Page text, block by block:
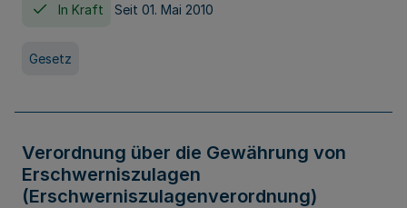
In Kraft Seit 01. Mai 2010
Gesetz
Verordnung über die Gewährung von
Erschwerniszulagen
(Erschwerniszulagenverordnung)